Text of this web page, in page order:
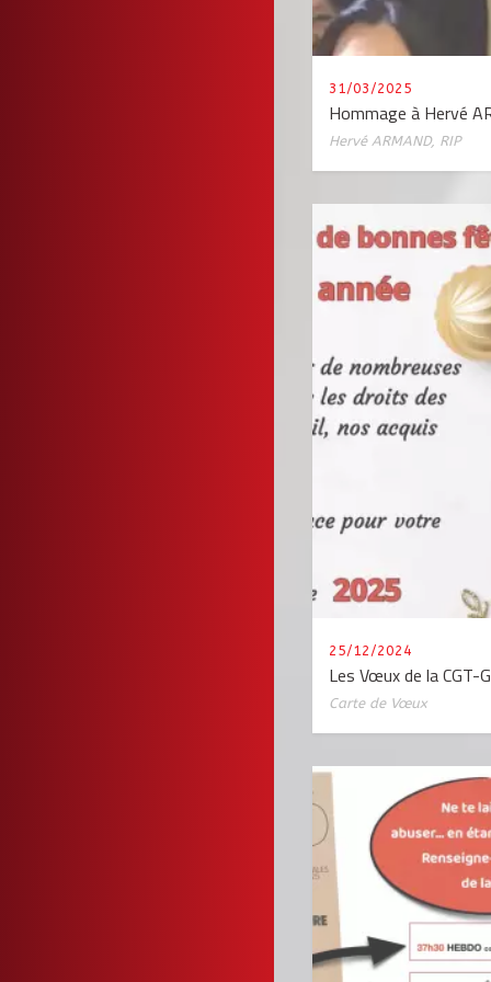
31/03/2025
Hommage à Hervé
Hervé ARMAND, RIP
25/12/2024
Les Vœux de la CGT-
Carte de Vœux